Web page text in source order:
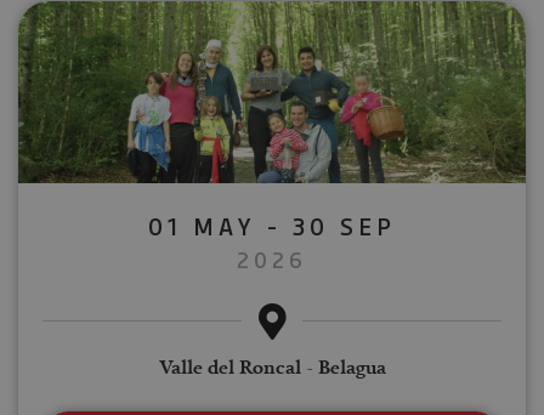
01 MAY - 30 SEP
2026
Valle del Roncal - Belagua